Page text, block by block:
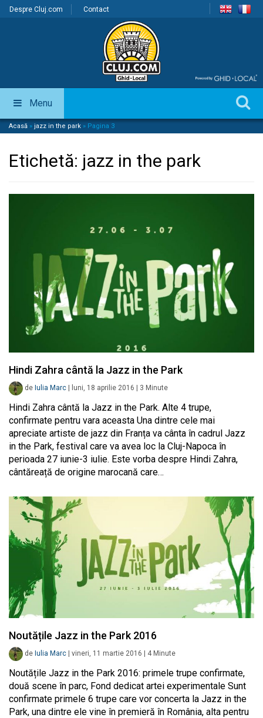
Despre Cluj.com Contact
Menu
Acasă » jazz in the park » Pagina 3
Etichetă: jazz in the park
Hindi Zahra cântă la Jazz in the Park
de Iulia Marc luni, 18 aprilie 2016 3 Minute
Hindi Zahra cântă la Jazz in the Park. Alte 4 trupe,
confirmate pentru vara aceasta Una dintre cele mai
apreciate artiste de jazz din Franța va cânta în cadrul Jazz
in the Park, festival care va avea loc la Cluj-Napoca în
perioada 27 iunie-3 iulie. Este vorba despre Hindi Zahra,
cântăreață de origine marocană care…
Noutățile Jazz in the Park 2016
de Iulia Marc | vineri, 11 martie 2016 | 4 Minute
Noutățile Jazz in the Park 2016: primele trupe confirmate,
două scene în parc, Fond dedicat artei experimentale Sunt
confirmate primele 6 trupe care vor concerta la Jazz in the
Park, una dintre ele vine în premieră în România, alta pentru